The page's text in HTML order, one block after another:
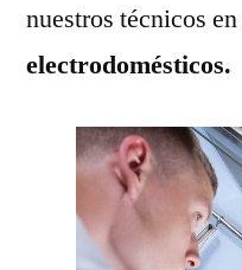
nuestros técnicos en
electrodomésticos.